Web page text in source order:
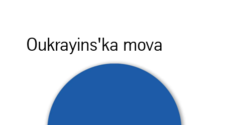
Oukrayins'ka mova